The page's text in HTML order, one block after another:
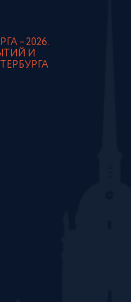
– 2026.
И